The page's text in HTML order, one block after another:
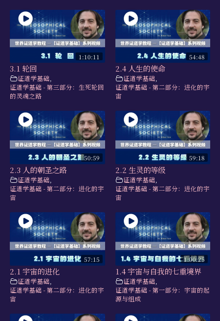
1:10:11
3.1 轮回
证道学基础,
证道学基础 - 第三部分：生死轮回
的灵魂之路
54:48
2.4 人生的使命
证道学基础,
证道学基础 - 第二部分：进化的宇
宙
50:59
2.3 人的朝圣之路
证道学基础,
证道学基础 - 第二部分：进化的宇
宙
59:18
2.2 生灵的等级
证道学基础,
证道学基础 - 第二部分：进化的宇
宙
57:15
2.1 宇宙的进化
证道学基础,
证道学基础 - 第二部分：进化的宇
宙
1:00:25
1.4 宇宙与自我的七重境界
证道学基础,
证道学基础 - 第一部分：宇宙的起
源与组成